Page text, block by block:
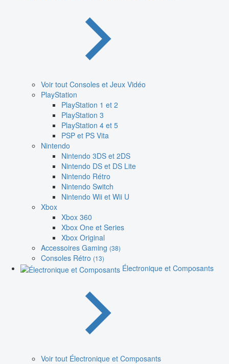
Voir tout Consoles et Jeux Vidéo
PlayStation
PlayStation 1 et 2
PlayStation 3
PlayStation 4 et 5
PSP et PS Vita
Nintendo
Nintendo 3DS et 2DS
Nintendo DS et DS Lite
Nintendo Rétro
Nintendo Switch
Nintendo Wii et Wii U
Xbox
Xbox 360
Xbox One et Series
Xbox Original
Accessoires Gaming (38)
Consoles Rétro (13)
Électronique et Composants
Voir tout Électronique et Composants